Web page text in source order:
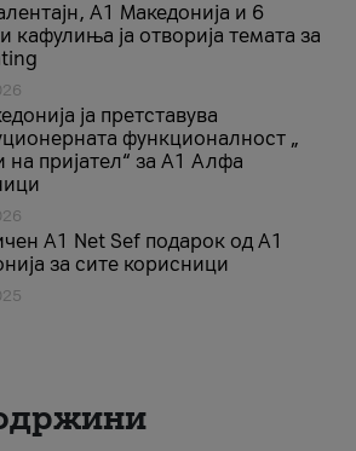
A1 Македонија и 6
кафулиња ја отворија темата за
ја претставува
функционалност „
на пријател“ за А1 Алфа
A1 Net Sеf подарок од А1
за сите корисници